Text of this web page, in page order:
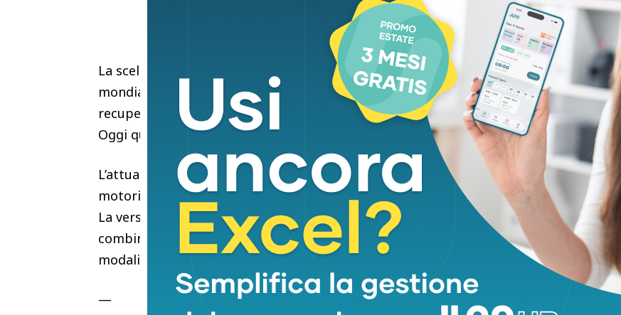
La scelta di presentare il modello accanto allo storico Caudron durante l’anteprima
mondiale a Le Bourget aveva già evidenziato la volontà della Casa francese di
recuperare un’identità fatta di aerodinamica, prestazioni e innovazione tecnologica.
Oggi quel percorso trova continuità anche nel ritorno in volo del celebre C.460.
L’attuale Renault Rafale rappresenta il vertice della gamma della Marca e punta su
motorizzazioni elettrificate, tecnologia avanzata e una forte componente emozionale.
La versione hyper hybrid E-Tech plug-in sviluppa fino a 300 CV grazie alla
combinazione di motore termico e unità elettriche, offrendo un’autonomia in
modalità completamente elettrica fino a 105 km.
—